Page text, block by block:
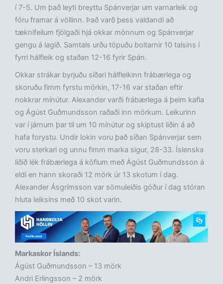
í 7-5. Um það leyti breyttu Spánverjar um varnarleik og
fóru framar á völlinn. Það varð þess valdandi að
tæknifeilum fjölgaði hjá okkar mönnum og Spánverjar
gengu á lagið. Samtals urðu töpuðu boltarnir 10 talsins í
fyrri hálfleik og staðan 12-16 fyrir Spán.
Okkar strákar byrjuðu síðari hálfleikinn frábærlega og
skoruðu fimm fyrstu mörkin, 17-16 var staðan eftir
nokkrar mínútur. Alexander varði frábærlega á þeim kafla
og Ágúst Guðmundsson raðaði inn mörkum. Leikurinn
var í járnum þar til um 10 mínútur og skiptust liðin á að
hafa forystu. Undir lokin voru það síðan Spánverjar sem
voru sterkari og unnu fimm marka sigur, 28-33. Íslenska
liðið lék frábærlega á köflum með Ágúst Guðmundsson á
eldi en hann skoraði 12 mörk úr 13 skotum í dag.
Alexander Ásgrímsson var sömuleiðis góður í dag stóran
hluta leiksins með 10 skot varin.
Markaskor Íslands:
Ágúst Guðmundsson – 13 mörk
Andri Erlingsson – 2 mörk